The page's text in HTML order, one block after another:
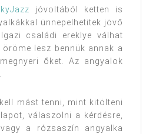
jóvoltából ketten is
ünnepelhetitek jövő
családi ereklye válhat
lesz bennük annak a
őket. Az angyalok
mást tenni, mint kitölteni
válaszolni a kérdésre,
a rózsaszín angyalka